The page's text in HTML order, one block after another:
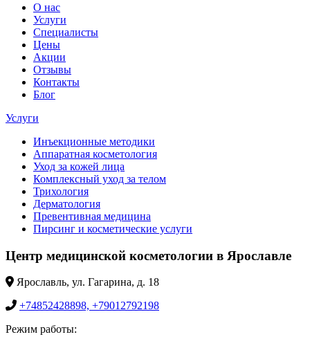
О нас
Услуги
Специалисты
Цены
Акции
Отзывы
Контакты
Блог
Услуги
Инъекционные методики
Аппаратная косметология
Уход за кожей лица
Комплексный уход за телом
Трихология
Дерматология
Превентивная медицина
Пирсинг и косметические услуги
Центр медицинской косметологии в Ярославле
Ярославль, ул. Гагарина, д. 18
+74852428898, +79012792198
Режим работы: